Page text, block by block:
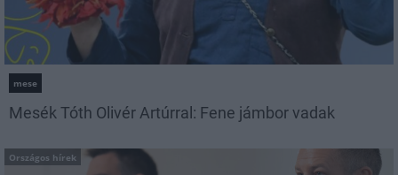
mese
Mesék Tóth Olivér Artúrral: Fene jámbor vadak
Országos hírek